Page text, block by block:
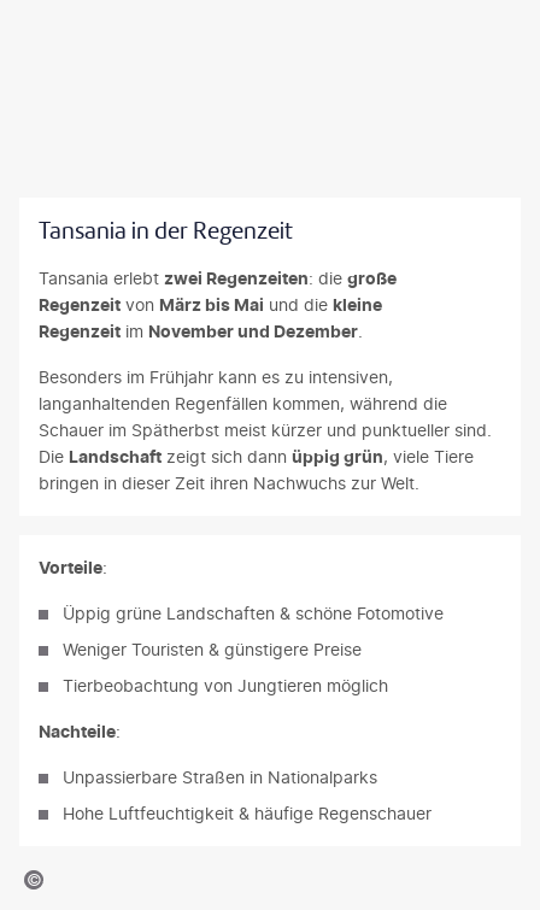
Tansania in der Regenzeit
Tansania erlebt zwei Regenzeiten: die große
Regenzeit von März bis Mai und die kleine
Regenzeit im November und Dezember
Besonders im Frühjahr kann es zu intensiven,
langanhaltenden Regenfällen kommen, während die
Schauer im Spätherbst meist kürzer und punktueller sind.
Die Landschaft zeigt sich dann üppig grün, viele Tiere
bringen in dieser Zeit ihren Nachwuchs zur Welt.
Vorteile:
Üppig grüne Landschaften & schöne Fotomotive
Weniger Touristen & günstigere Preise
Tierbeobachtung von Jungtieren möglich
Nachteile:
Unpassierbare Straßen in Nationalparks
Hohe Luftfeuchtigkeit & häufige Regenschauer
- gty